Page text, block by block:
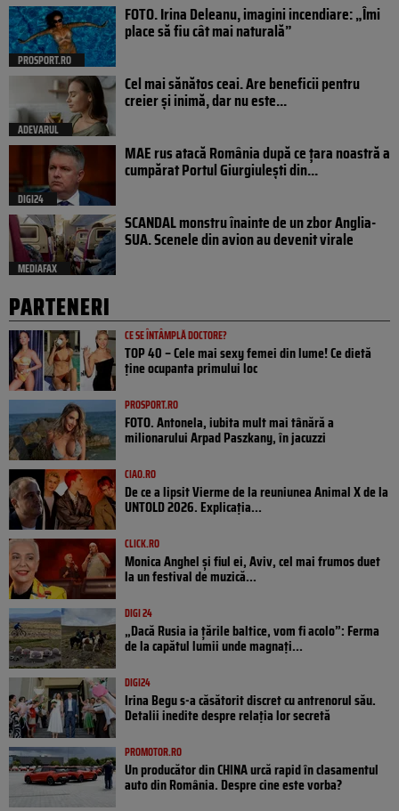
PROSPORT.RO
FOTO. Irina Deleanu, imagini incendiare: „Îmi
place să fiu cât mai naturală”
ADEVARUL
Cel mai sănătos ceai. Are beneficii pentru
creier și inimă, dar nu este...
DIGI24
MAE rus atacă România după ce țara noastră a
cumpărat Portul Giurgiulești din...
MEDIAFAX
SCANDAL monstru înainte de un zbor Anglia-
SUA. Scenele din avion au devenit virale
PARTENERI
CE SE ÎNTÂMPLĂ DOCTORE?
TOP 40 – Cele mai sexy femei din lume! Ce dietă
ține ocupanta primului loc
PROSPORT.RO
FOTO. Antonela, iubita mult mai tânără a
milionarului Arpad Paszkany, în jacuzzi
CIAO.RO
De ce a lipsit Vierme de la reuniunea Animal X de la
UNTOLD 2026. Explicația...
CLICK.RO
Monica Anghel și fiul ei, Aviv, cel mai frumos duet
la un festival de muzică...
DIGI 24
„Dacă Rusia ia țările baltice, vom fi acolo”: Ferma
de la capătul lumii unde magnați...
DIGI24
Irina Begu s-a căsătorit discret cu antrenorul său.
Detalii inedite despre relația lor secretă
PROMOTOR.RO
Un producător din CHINA urcă rapid în clasamentul
auto din România. Despre cine este vorba?